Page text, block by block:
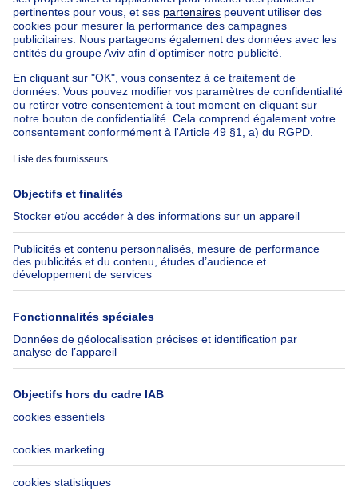
Appartement à vendre avec 3 chambres
Maison à vendre avec 3 chambres
Appartement à louer avec 3 chambres
Maison à louer avec 3 chambres
Appartement à louer avec 3 chambres Bruxelles-ville
À propos
Immoweb
Presse
Emplois
Groupe Axel Springer
SeLoger.com
Immowelt.de
Outils
Belfius
Assurances
Check-list déménagement
Aide
FAQ
Accessibilité
Contactez-nous
Suivez-nous
LinkedIn
Immoweb SA © 2026 - Tous droits réservés